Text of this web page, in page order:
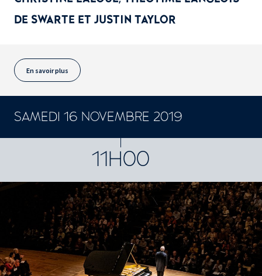
DE SWARTE ET JUSTIN TAYLOR
En savoir plus
SAMEDI 16 NOVEMBRE 2019
11H00